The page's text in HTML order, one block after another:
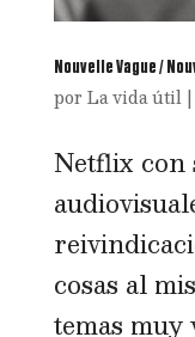
Nouvelle Vague /
por La vida útil|
Netflix con
cosas al
temas muy